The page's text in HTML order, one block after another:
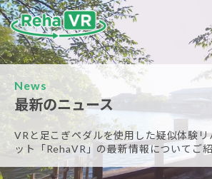
News
最新のニュース
VRと足こぎペダルを使用した疑似体験リ
ット
「RehaVR」の最新情報についてご